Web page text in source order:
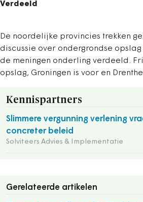
Verdeeld
De noordelijke provincies trekken
discussie over ondergrondse
de meningen onderling verdeeld.
opslag, Groningen is voor en
Kennispartners
Slimmere vergunning verlening
concreter beleid
Solviteers Advies & Implementatie
Gerelateerde artikelen